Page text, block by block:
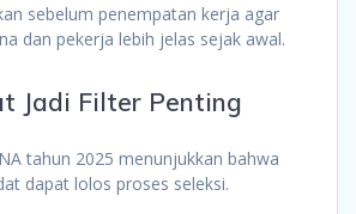
sebelum penempatan kerja agar
dan pekerja lebih jelas sejak awal.
Jadi Filter Penting
tahun 2025 menunjukkan bahwa
dapat lolos proses seleksi.